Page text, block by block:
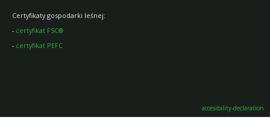
Certyfikaty gospodarki leśnej:
- certyfikat FSC®
- certyfikat PEFC
accesibility-declaration